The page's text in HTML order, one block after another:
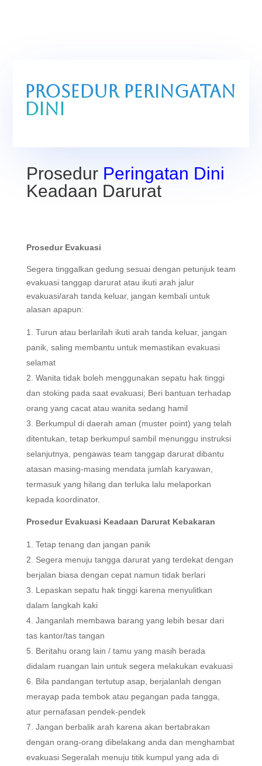
Prosedur Peringatan
Dini
Prosedur Peringatan Dini
Keadaan Darurat
Prosedur Evakuasi
Segera tinggalkan gedung sesuai dengan petunjuk team
evakuasi tanggap darurat atau ikuti arah jalur
evakuasi/arah tanda keluar, jangan kembali untuk
alasan apapun:
Turun atau berlarilah ikuti arah tanda keluar, jangan
panik, saling membantu untuk memastikan evakuasi
selamat
Wanita tidak boleh menggunakan sepatu hak tinggi
dan stoking pada saat evakuasi; Beri bantuan terhadap
orang yang cacat atau wanita sedang hamil
Berkumpul di daerah aman (muster point) yang telah
ditentukan, tetap berkumpul sambil menunggu instruksi
selanjutnya, pengawas team tanggap darurat dibantu
atasan masing-masing mendata jumlah karyawan,
termasuk yang hilang dan terluka lalu melaporkan
kepada koordinator.
Prosedur Evakuasi Keadaan Darurat Kebakaran
Tetap tenang dan jangan panik
Segera menuju tangga darurat yang terdekat dengan
berjalan biasa dengan cepat namun tidak berlari
Lepaskan sepatu hak tinggi karena menyulitkan
dalam langkah kaki
Janganlah membawa barang yang lebih besar dari
tas kantor/tas tangan
Beritahu orang lain / tamu yang masih berada
didalam ruangan lain untuk segera melakukan evakuasi
Bila pandangan tertutup asap, berjalanlah dengan
merayap pada tembok atau pegangan pada tangga,
atur pernafasan pendek-pendek
Jangan berbalik arah karena akan bertabrakan
dengan orang-orang dibelakang anda dan menghambat
evakuasi Segeralah menuju titik kumpul yang ada di